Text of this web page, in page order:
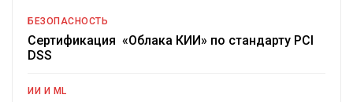
БЕЗОПАСНОСТЬ
Сертификация «Облака КИИ» по стандарту PCI
DSS
ИИ И ML